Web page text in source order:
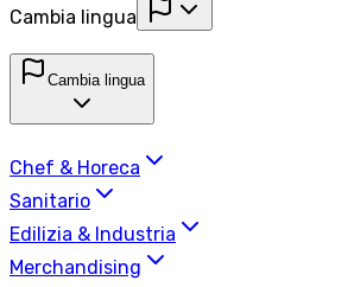
Cambia lingua
Cambia lingua
Chef & Horeca
Sanitario
Edilizia & Industria
Merchandising